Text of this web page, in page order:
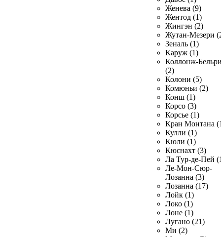
Женева (9)
Жентод (1)
Жингэн (2)
Жутан-Мезери
Зеналь (1)
Каруж (1)
Коллонж-
(2)
Колони (5)
Комюньи (2)
Конш (1)
Корсо (3)
Корсье (1)
Кран Монтана
Кулли (1)
Кюли (1)
Кюснахт (3)
Ла Тур-де-Пей
Ле-Мон-Сюр-
Лозанна (3)
Лозанна (17)
Лойк (1)
Локо (1)
Лоне (1)
Лугано (21)
Ми (2)